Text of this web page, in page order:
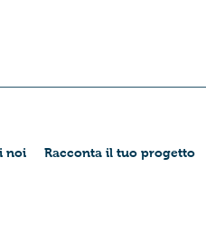
noi Racconta il tuo progetto